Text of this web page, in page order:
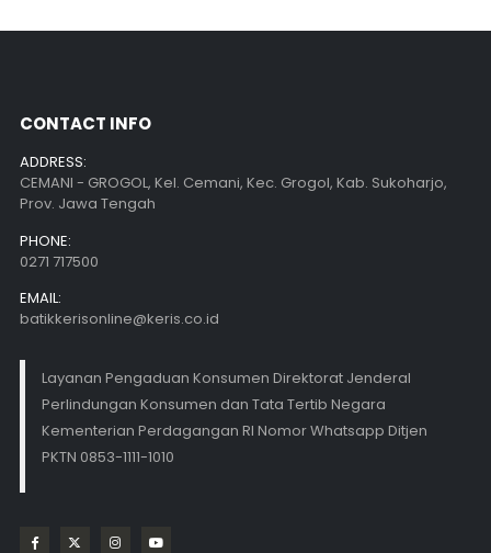
CONTACT INFO
ADDRESS:
CEMANI - GROGOL, Kel. Cemani, Kec. Grogol, Kab. Sukoharjo,
Prov. Jawa Tengah
PHONE:
0271 717500
EMAIL:
batikkerisonline@keris.co.id
Layanan Pengaduan Konsumen Direktorat Jenderal
Perlindungan Konsumen dan Tata Tertib Negara
Kementerian Perdagangan RI Nomor Whatsapp Ditjen
PKTN 0853-1111-1010